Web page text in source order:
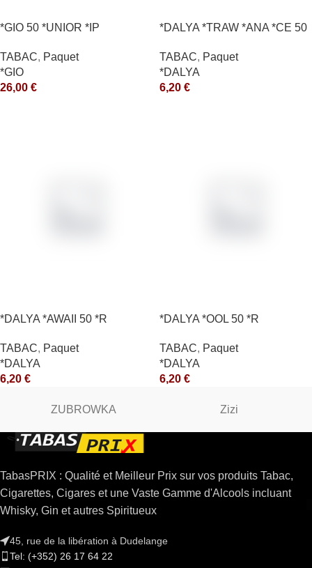
*GIO 50 *UNIOR *IP
TABAC, Paquet
*GIO
26,00 €
*DALYA *TRAW *ANA *CE 50
TABAC, Paquet
*DALYA
6,20 €
*DALYA *AWAII 50 *R
TABAC, Paquet
*DALYA
6,20 €
*DALYA *OOL 50 *R
TABAC, Paquet
*DALYA
6,20 €
ZUBROWKA Zizi
TabasPRIX : Qualité et Meilleur Prix sur vos produits Tabac,
Cigarettes, Cigares et une Vaste Gamme d'Alcools incluant
Whisky, Gin et autres Spiritueux
45, rue de la libération à Dudelange
Tel: (+352) 26 17 64 22